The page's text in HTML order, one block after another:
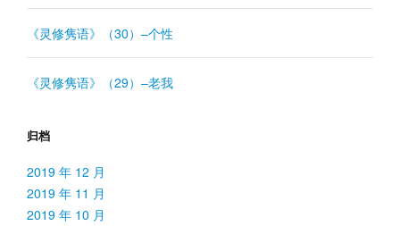
《灵修隽语》（30）–个性
《灵修隽语》（29）–老我
归档
2019 年 12 月
2019 年 11 月
2019 年 10 月